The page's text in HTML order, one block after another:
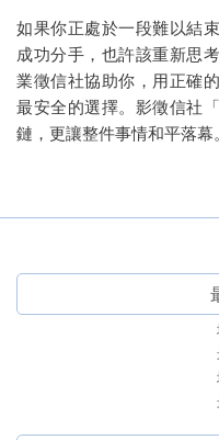
如果你正處於一段難以結
成功分手，也許該重新思
業徵信社協助你，用正確
最安全的選擇。影徵信社
鏈，更讓整件事情和平落幕。